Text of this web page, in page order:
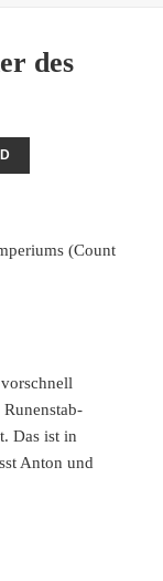
des
(Count
Runenstab-
Das ist in
Anton und